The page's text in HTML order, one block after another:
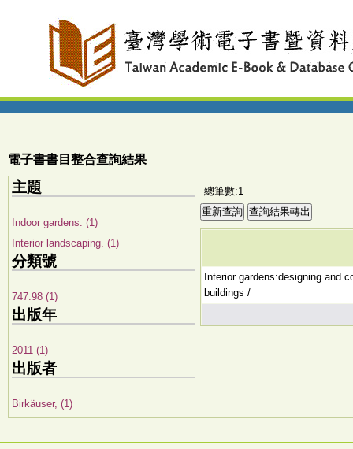
電子書書目整合查詢結果
主題
Indoor gardens. (1)
Interior landscaping. (1)
分類號
747.98 (1)
出版年
2011 (1)
出版者
Birkäuser, (1)
總筆數:1
Interior gardens:designing and
buildings /